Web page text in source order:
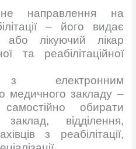
направлення на
– його видає
або лікуючий лікар
та реабілітаційної
з електронним
медичного закладу –
обирати
заклад, відділення,
з реабілітації,